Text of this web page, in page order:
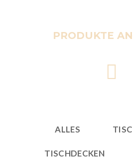
PRODUKTE
ALLES
TISCHDECKEN